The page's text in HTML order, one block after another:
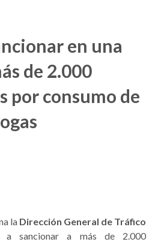
en una
de 2.000
por consumo de
la Dirección General de Tráfico
a sancionar a más de 2.000